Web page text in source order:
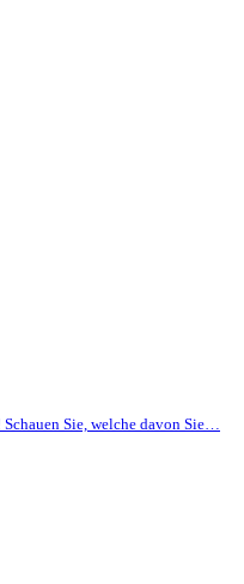
Sie, welche davon Sie…